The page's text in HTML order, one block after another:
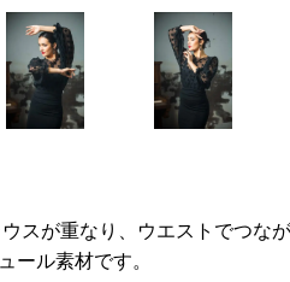
スが重なり、ウエストでつ
ル素材です。